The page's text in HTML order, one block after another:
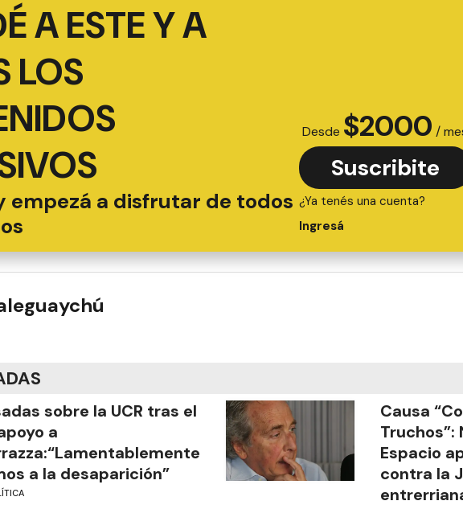
A ESTE Y A
LOS
empezá a disfrutar de todos
Desde $2000 /
Suscribite
¿Ya tenés una cuenta?
Ingresá
sobre la UCR tras el
a
a la desaparición”
Causa
Truchos”:
Espacio
contra la